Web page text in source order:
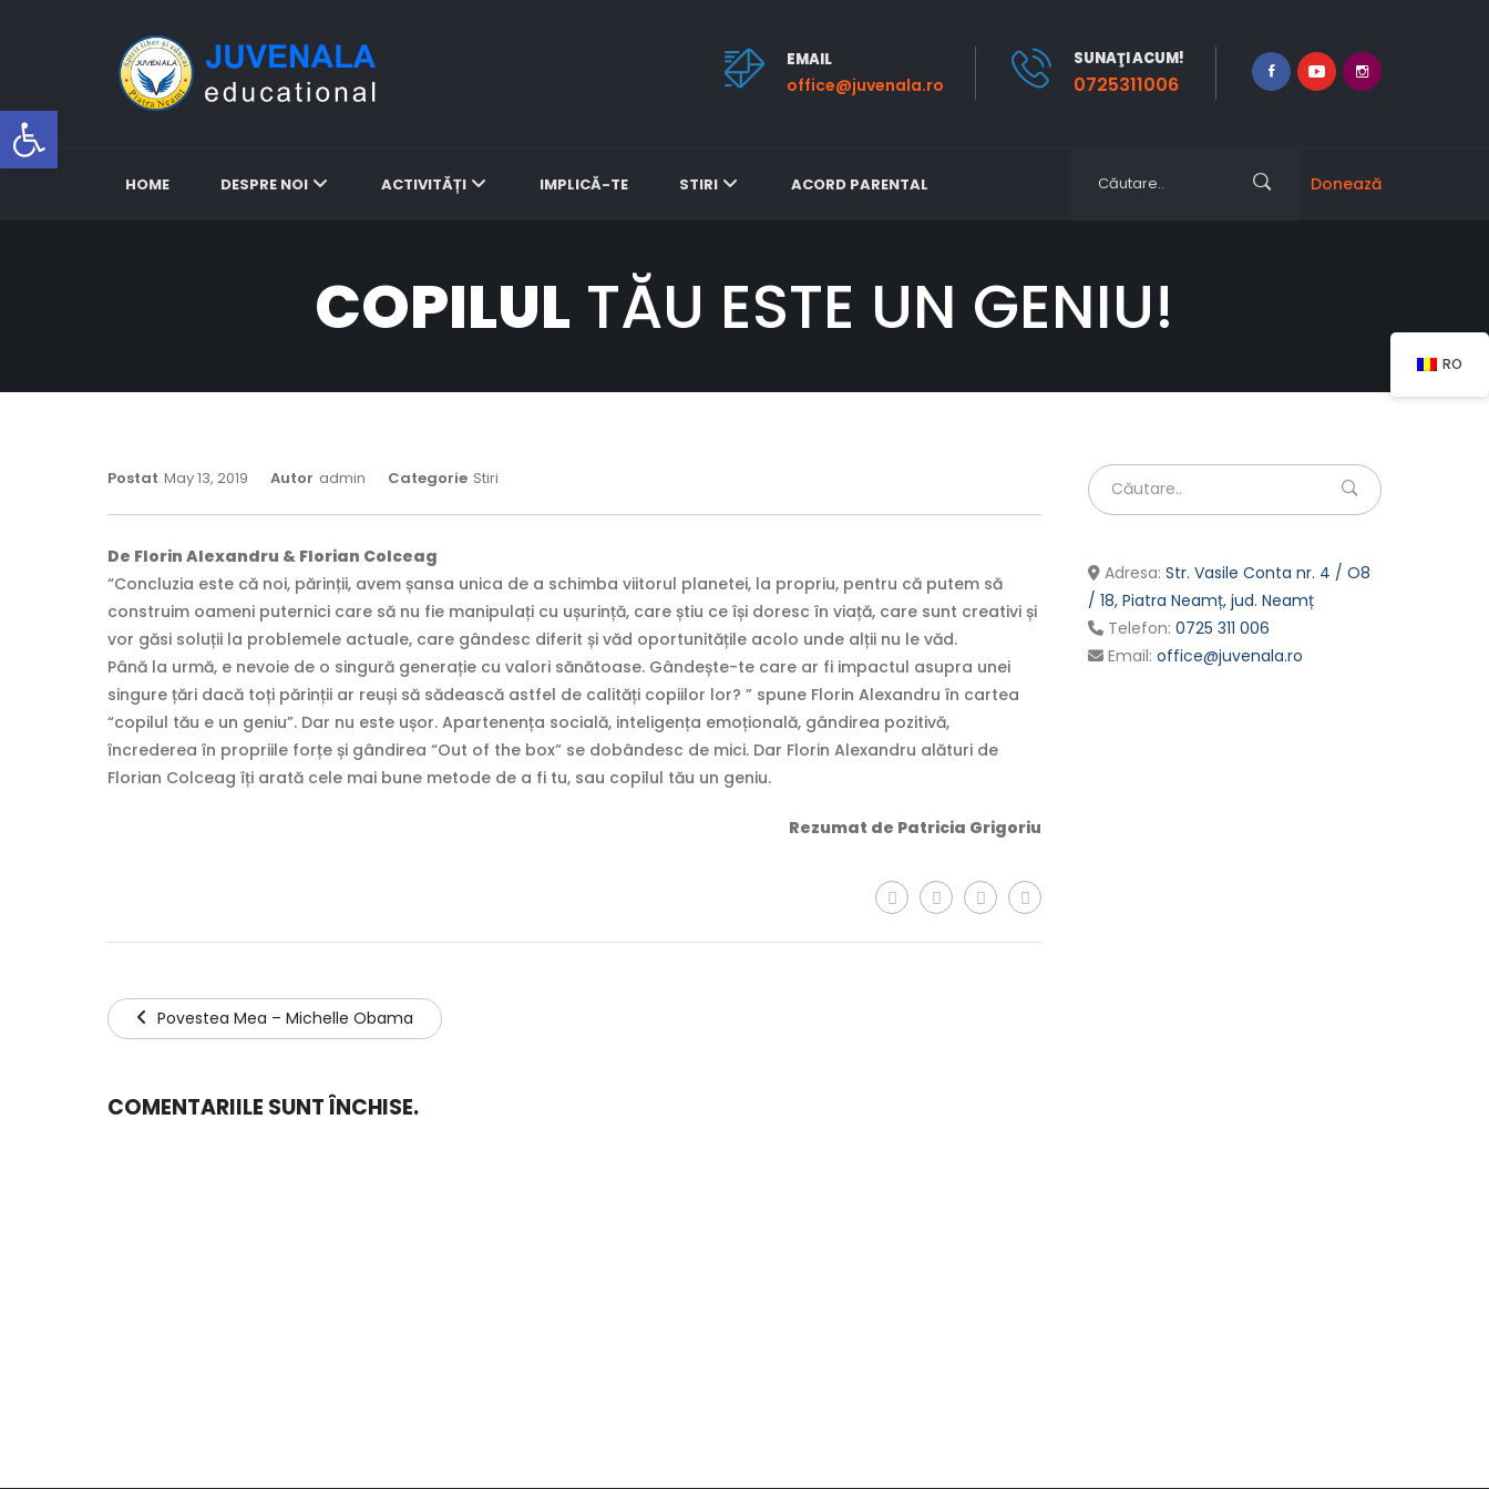
Deschideți bara de instrumente
EMAIL
office@juvenala.ro
SUNAŢI ACUM!
0725311006
HOME DESPRE NOI ACTIVITĂȚI IMPLICĂ-TE STIRI ACORD PARENTAL Donează
COPILUL TĂU ESTE UN GENIU!
Postat May 13, 2019 Autor Admin Categorie Stiri
De Florin Alexandru & Florian Colceag
“Concluzia este că noi, părinții, avem șansa unica de a schimba viitorul planetei, la propriu, pentru că putem să
construim oameni puternici care să nu fie manipulați cu ușurință, care știu ce își doresc în viață, care sunt creativi și
vor găsi soluții la problemele actuale, care gândesc diferit și văd oportunitățile acolo unde alții nu le văd.
Până la urmă, e nevoie de o singură generație cu valori sănătoase. Gândește-te care ar fi impactul asupra unei
singure țări dacă toți părinții ar reuși să sădească astfel de calități copiilor lor? ” spune Florin Alexandru în cartea
“copilul tău e un geniu”. Dar nu este ușor. Apartenența socială, inteligența emoțională, gândirea pozitivă,
încrederea în propriile forțe și gândirea “Out of the box” se dobândesc de mici. Dar Florin Alexandru alături de
Florian Colceag îți arată cele mai bune metode de a fi tu, sau copilul tău un geniu.
Rezumat de Patricia Grigoriu
Povestea Mea – Michelle Obama
COMENTARIILE SUNT ÎNCHISE.
Adresa: Str. Vasile Conta nr. 4 / O8
/ 18, Piatra Neamț, jud. Neamț
Telefon: 0725 311 006
Email: office@juvenala.ro
RO